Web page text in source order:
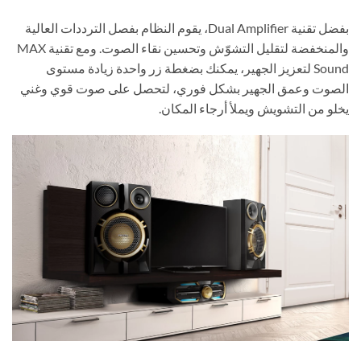
بفضل تقنية Dual Amplifier، يقوم النظام بفصل الترددات العالية
والمنخفضة لتقليل التشوّش وتحسين نقاء الصوت. ومع تقنية MAX
Sound لتعزيز الجهير، يمكنك بضغطة زر واحدة زيادة مستوى
الصوت وعمق الجهير بشكل فوري، لتحصل على صوت قوي وغني
يخلو من التشويش ويملأ أرجاء المكان.